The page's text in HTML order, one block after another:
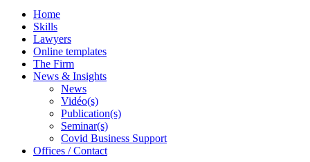
Home
Skills
Lawyers
Online templates
The Firm
News & Insights
News
Vidéo(s)
Publication(s)
Seminar(s)
Covid Business Support
Offices / Contact